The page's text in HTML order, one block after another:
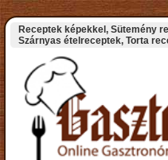
Receptek képekkel, Sütemény
Szárnyas ételreceptek, Torta